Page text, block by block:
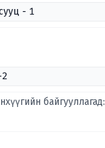
- 1
байгууллагад: